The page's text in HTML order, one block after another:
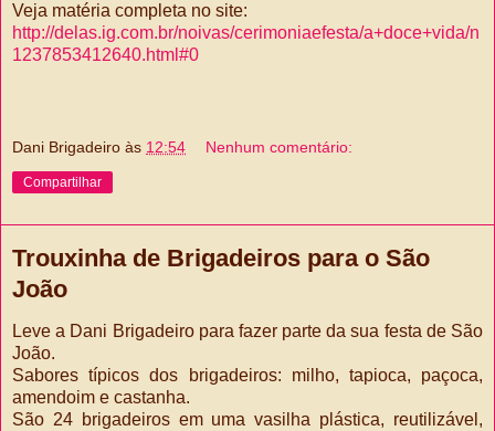
Veja matéria completa no site:
http://delas.ig.com.br/noivas/cerimoniaefesta/a+doce+vida/n
1237853412640.html#0
Dani Brigadeiro às 12:54 Nenhum comentário:
Compartilhar
Trouxinha de Brigadeiros para o São
João
Leve a Dani Brigadeiro para fazer parte da sua festa de São
João.
Sabores típicos dos brigadeiros: milho, tapioca, paçoca,
amendoim e castanha.
São 24 brigadeiros em uma vasilha plástica, reutilizável,